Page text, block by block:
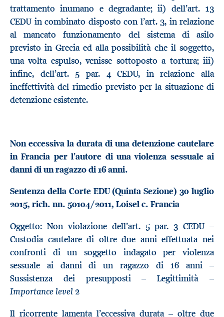
trattamento inumano e degradante; ii) dell’art. 13
CEDU in combinato disposto con l’art. 3, in relazione
al mancato funzionamento del sistema di asilo
previsto in Grecia ed alla possibilità che il soggetto,
una volta espulso, venisse sottoposto a tortura; iii)
infine, dell’art. 5 par. 4 CEDU, in relazione alla
ineffettività del rimedio previsto per la situazione di
detenzione esistente.
Non eccessiva la durata di una detenzione cautelare
in Francia per l’autore di una violenza sessuale ai
danni di un ragazzo di 16 anni.
Sentenza della Corte EDU (Quinta Sezione) 30 luglio
2015, rich. nn. 50104/2011, Loisel c. Francia
Oggetto: Non violazione dell’art. 5 par. 3 CEDU –
Custodia cautelare di oltre due anni effettuata nei
confronti di un soggetto indagato per violenza
sessuale ai danni di un ragazzo di 16 anni –
Sussistenza dei presupposti – Legittimità –
Importance level 2
Il ricorrente lamenta l’eccessiva durata – oltre due